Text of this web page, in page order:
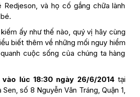
và họ cố gắng chữa lành
ấy như thế nào, quý vị hãy cùng
biết thêm về những mối nguy hiểm
cuộc sống của chúng ta hàng
vào lúc 18:30 ngày 26/6/2014tại
số 8 Nguyễn Văn Tráng, Quận 1,